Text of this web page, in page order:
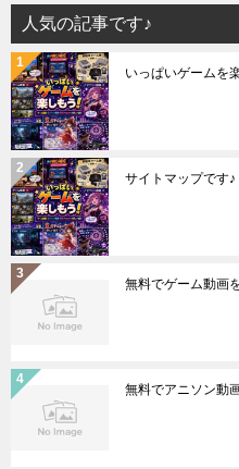
人気の記事です♪
いっぱいゲームを
サイトマップです♪
無料でゲーム動画
無料でアニソン動